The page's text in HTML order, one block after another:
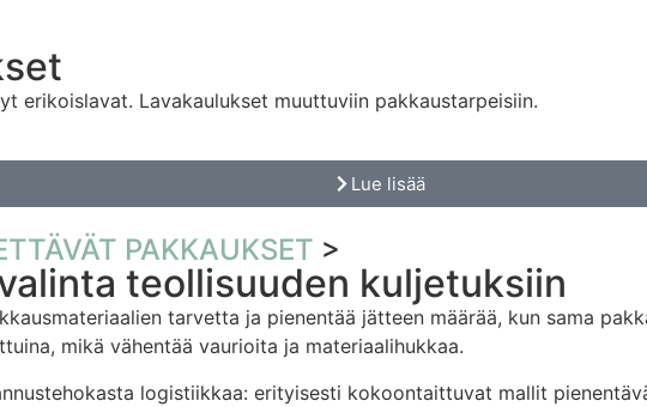
erikoislavat. Lavakaulukset muuttuviin pakkaustarpeisiin.
Lue lisää
PAKKAUKSET >
teollisuuden kuljetuksiin
tarvetta ja pienentää jätteen määrää, kun sama
mikä vähentää vaurioita ja materiaalihukkaa.
logistiikkaa: erityisesti kokoontaittuvat mallit